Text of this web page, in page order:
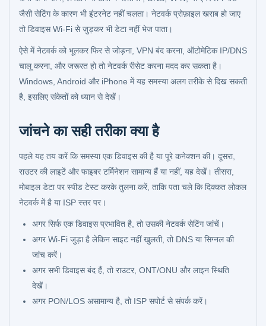
जैसी सेटिंग के कारण भी इंटरनेट नहीं चलता। नेटवर्क प्रोफ़ाइल खराब हो जाए
तो डिवाइस Wi‑Fi से जुड़कर भी डेटा नहीं भेज पाता।
ऐसे में नेटवर्क को भूलकर फिर से जोड़ना, VPN बंद करना, ऑटोमेटिक IP/DNS
चालू करना, और जरूरत हो तो नेटवर्क रीसेट करना मदद कर सकता है।
Windows, Android और iPhone में यह समस्या अलग तरीके से दिख सकती
है, इसलिए संकेतों को ध्यान से देखें।
जांचने का सही तरीका क्या है
पहले यह तय करें कि समस्या एक डिवाइस की है या पूरे कनेक्शन की। दूसरा,
राउटर की लाइटें और फाइबर टर्मिनेशन सामान्य हैं या नहीं, यह देखें। तीसरा,
मोबाइल डेटा पर स्पीड टेस्ट करके तुलना करें, ताकि पता चले कि दिक्कत लोकल
नेटवर्क में है या ISP स्तर पर।
अगर सिर्फ एक डिवाइस प्रभावित है, तो उसकी नेटवर्क सेटिंग जांचें।
अगर Wi‑Fi जुड़ा है लेकिन साइट नहीं खुलती, तो DNS या सिग्नल की
जांच करें।
अगर सभी डिवाइस बंद हैं, तो राउटर, ONT/ONU और लाइन स्थिति
देखें।
अगर PON/LOS असामान्य है, तो ISP सपोर्ट से संपर्क करें।